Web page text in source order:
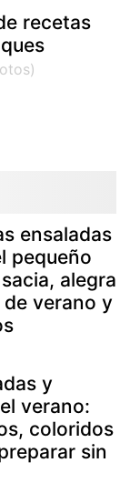
recetas
ensaladas
pequeño
alegra
verano y
y
verano:
coloridos
sin